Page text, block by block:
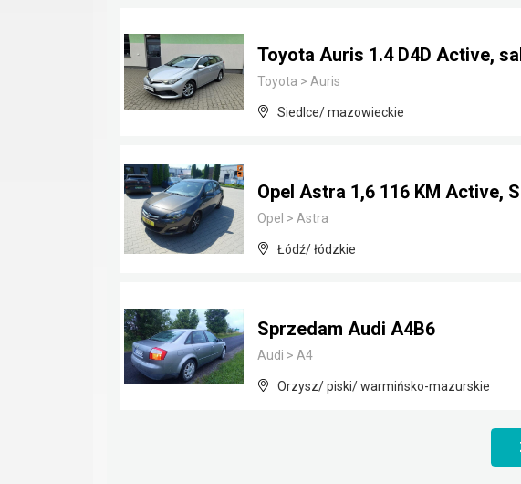
Toyota Auris 1.4 D4D Active,
Toyota > Auris
Siedlce/ mazowieckie
Opel Astra 1,6 116 KM Active,
Opel > Astra
Łódź/ łódzkie
Sprzedam Audi A4B6
Audi > A4
Orzysz/ piski/ warmińsko-mazurskie